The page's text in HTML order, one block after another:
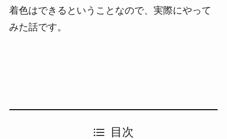
着色はできるということなので、実際にやって
みた話です。
目次